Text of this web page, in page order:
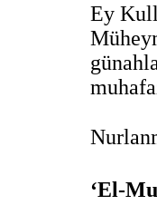
Ey
‘El-